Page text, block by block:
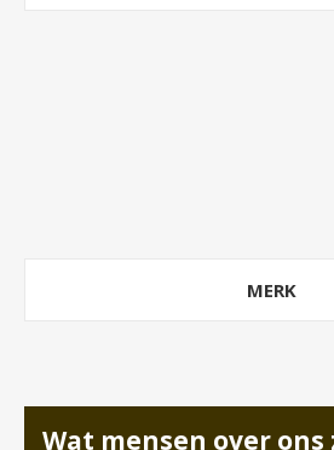
MERK
Wat mensen over ons